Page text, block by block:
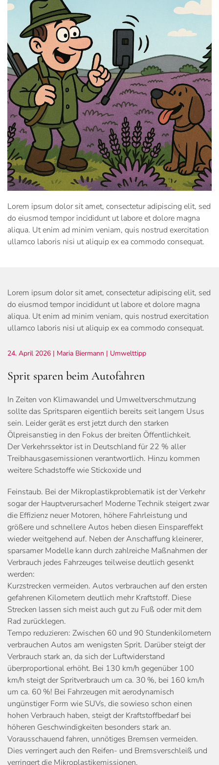
Lorem ipsum dolor sit amet, consectetur adipiscing elit, sed
do eiusmod tempor incididunt ut labore et dolore magna
aliqua. Ut enim ad minim veniam, quis nostrud exercitation
ullamco laboris nisi ut aliquip ex ea commodo consequat.
Lorem ipsum dolor sit amet, consectetur adipiscing elit, sed
do eiusmod tempor incididunt ut labore et dolore magna
aliqua. Ut enim ad minim veniam, quis nostrud exercitation
ullamco laboris nisi ut aliquip ex ea commodo consequat.
24. April 2026 | Maria Biermann | Umwelttipp
Sprit sparen beim Autofahren
In Zeiten von Klimawandel und Umweltverschmutzung
sollte das Spritsparen eigentlich bereits seit langem Usus
sein. Leider gerät es erst jetzt durch den starken
Ölpreisanstieg in den Fokus der breiten Öffentlichkeit.
Der Verkehrssektor ist in Deutschland für 22 % aller
Treibhausgasemissionen verantwortlich. Hinzu kommen
weitere Schadstoffe wie Stickoxide und
Feinstaub. Bei der Mikroplastikproblematik ist der Verkehr
sogar der Hauptverursacher! Moderne Technik steigert zwar
die Effizienz neuer Motoren, höhere Fahrleistung und
größere und schnellere Autos heben diesen Einspareffekt
wieder weitgehend auf. Neben der Anschaffung kleinerer,
sparsamer Modelle kann durch zahlreiche Maßnahmen der
Verbrauch jedes Fahrzeuges teilweise deutlich gesenkt
werden:
Kurzstrecken vermeiden. Autos verbrauchen auf den ersten
gefahrenen Kilometern deutlich mehr Kraftstoff. Diese
Strecken lassen sich meist auch gut zu Fuß oder mit dem
Rad zurücklegen.
Tempo reduzieren: Zwischen 60 und 90 Stundenkilometern
verbrauchen Autos am wenigsten Sprit. Darüber steigt der
Verbrauch stark an, da sich der Luftwiderstand
überproportional erhöht. Bei 130 km/h gegenüber 100
km/h steigt der Spritverbrauch um ca. 30 %, bei 160 km/h
um ca. 60 %! Bei Fahrzeugen mit aerodynamisch
ungünstiger Form wie SUVs, die sowieso schon einen
hohen Verbrauch haben, steigt der Kraftstoffbedarf bei
höheren Geschwindigkeiten besonders stark an.
Vorausschauend fahren, unnötiges Bremsen vermeiden.
Dies verringert auch den Reifen- und Bremsverschleiß und
verringert die Mikroplastikemissionen.